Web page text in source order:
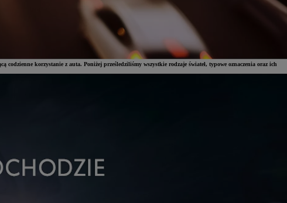
korzystanie z auta. Poniżej prześledziliśmy wszystkie rodzaje świateł, typowe oznaczenia oraz ich